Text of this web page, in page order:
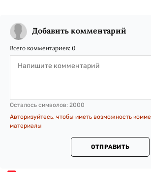
Добавить комментарий
Всего комментариев: 0
Осталось символов: 2000
Авторизуйтесь, чтобы иметь возможность
материалы
ОТПРАВИТЬ